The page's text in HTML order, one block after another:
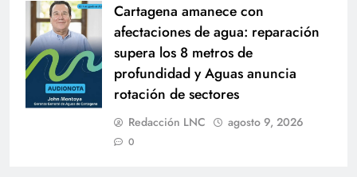
Cartagena amanece con
afectaciones de agua: reparación
supera los 8 metros de
profundidad y Aguas anuncia
rotación de sectores
Redacción LNC agosto 9, 2026
0